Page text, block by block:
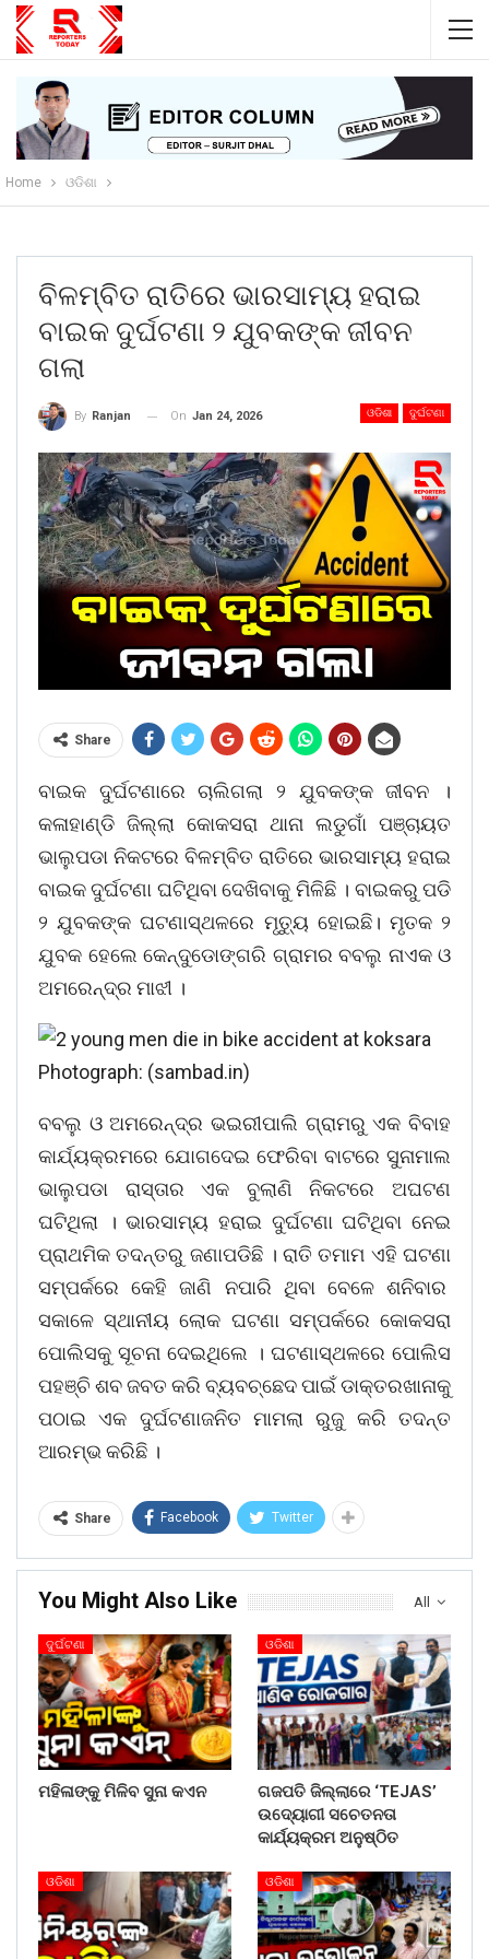
Home ଓଡିଶା
ବିଳମ୍ବିତ ରାତିରେ ଭାରସାମ୍ୟ ହରାଇ
ବାଇକ ଦୁର୍ଘଟଣା ୨ ଯୁବକଙ୍କ ଜୀବନ
ଗଲା
ଓଡିଶା ଦୁର୍ଘଟଣା
By Ranjan On Jan 24, 2026
Share
ବାଇକ ଦୁର୍ଘଟଣାରେ ଚାଲିଗଲା ୨ ଯୁବକଙ୍କ ଜୀବନ ।
କଳାହାଣ୍ଡି ଜିଲ୍ଲା କୋକସରା ଥାନା ଲଡୁଗାଁ ପଞ୍ଚାୟତ
ଭାଲୁପଡା ନିକଟରେ ବିଳମ୍ବିତ ରାତିରେ ଭାରସାମ୍ୟ ହରାଇ
ବାଇକ ଦୁର୍ଘଟଣା ଘଟିଥିବା ଦେଖିବାକୁ ମିଳିଛି । ବାଇକରୁ ପଡି
୨ ଯୁବକଙ୍କ ଘଟଣାସ୍ଥଳରେ ମୃତ୍ୟୁ ହୋଇଛି। ମୃତକ ୨
ଯୁବକ ହେଲେ କେନ୍ଦୁଡୋଙ୍ଗରି ଗ୍ରାମର ବବଲୁ ନାଏକ ଓ
ଅମରେନ୍ଦ୍ର ମାଝୀ ।
ବବଲୁ ଓ ଅମରେନ୍ଦ୍ର ଭଇରୀପାଲି ଗ୍ରାମରୁ ଏକ ବିବାହ
କାର୍ଯ୍ୟକ୍ରମରେ ଯୋଗଦେଇ ଫେରିବା ବାଟରେ ସୁନାମାଲ
ଭାଲୁପଡା ରାସ୍ତାର ଏକ ବୁଲାଣି ନିକଟରେ ଅଘଟଣ
ଘଟିଥିଲା । ଭାରସାମ୍ୟ ହରାଇ ଦୁର୍ଘଟଣା ଘଟିଥିବା ନେଇ
ପ୍ରାଥମିକ ତଦନ୍ତରୁ ଜଣାପଡିଛି । ରାତି ତମାମ ଏହି ଘଟଣା
ସମ୍ପର୍କରେ କେହି ଜାଣି ନପାରି ଥିବା ବେଳେ ଶନିବାର
ସକାଳେ ସ୍ଥାନୀୟ ଲୋକ ଘଟଣା ସମ୍ପର୍କରେ କୋକସରା
ପୋଲିସକୁ ସୂଚନା ଦେଇଥିଲେ । ଘଟଣାସ୍ଥଳରେ ପୋଲିସ
ପହଞ୍ଚି ଶବ ଜବତ କରି ବ୍ୟବଚ୍ଛେଦ ପାଇଁ ଡାକ୍ତରଖାନାକୁ
ପଠାଇ ଏକ ଦୁର୍ଘଟଣାଜନିତ ମାମଲା ରୁଜୁ କରି ତଦନ୍ତ
ଆରମ୍ଭ କରିଛି ।
Share Facebook Twitter
All
You Might Also Like
ଦୁର୍ଘଟଣା
ମହିଳାଙ୍କୁ ମିଳିବ ସୁନା କଏନ
ଓଡିଶା
ଗଜପତି ଜିଲ୍ଲାରେ ‘TEJAS’
ଉଦ୍ୟୋଗୀ ସଚେତନତା
କାର୍ଯ୍ୟକ୍ରମ ଅନୁଷ୍ଠିତ
ଓଡିଶା ଓଡିଶା